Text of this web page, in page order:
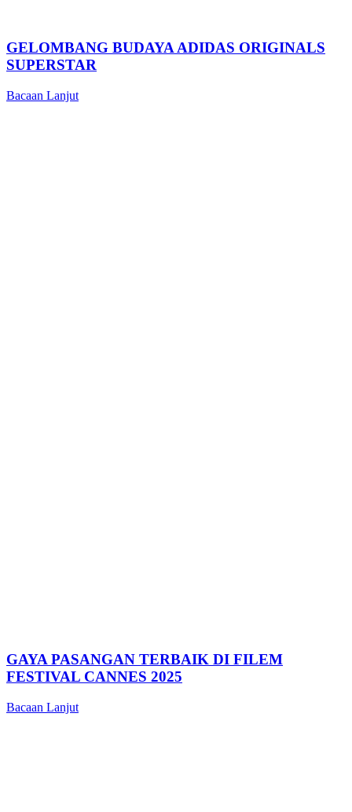
GELOMBANG BUDAYA ADIDAS ORIGINALS
SUPERSTAR
Bacaan Lanjut
GAYA PASANGAN TERBAIK DI FILEM
FESTIVAL CANNES 2025
Bacaan Lanjut